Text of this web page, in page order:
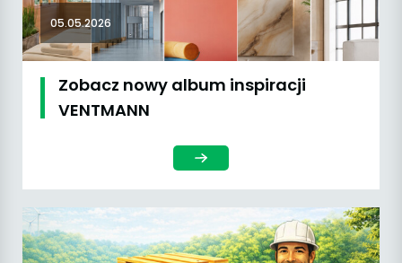
05.05.2026
Zobacz nowy album inspiracji
VENTMANN